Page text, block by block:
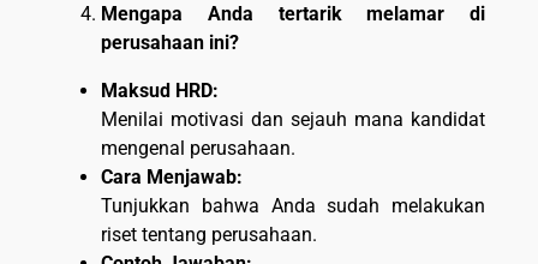
Mengapa Anda tertarik melamar di
perusahaan ini?
Maksud HRD:
Menilai motivasi dan sejauh mana kandidat
mengenal perusahaan.
Cara Menjawab:
Tunjukkan bahwa Anda sudah melakukan
riset tentang perusahaan.